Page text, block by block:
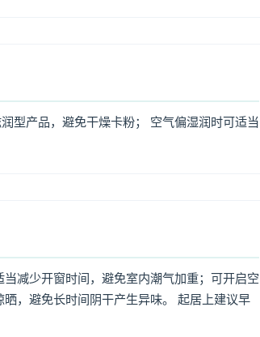
型产品，避免干燥卡粉； 空气偏湿润时可适当
减少开窗时间，避免室内潮气加重；可开启空
，避免长时间阴干产生异味。 起居上建议早